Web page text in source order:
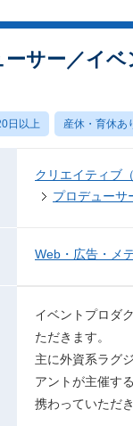
サー／イベ
日以上 産休・育休あ
クリエイティブ
プロデューサ
Web・広告・メ
イベントプロダ
ただきます。
主に外資系ラグ
アントが主催す
携わっていただき